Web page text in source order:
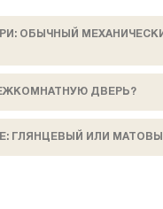
ОБЫЧНЫЙ
ДВЕРЬ?
ГЛЯНЦЕВЫЙ ИЛИ